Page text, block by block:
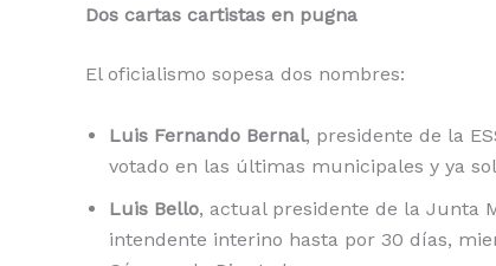
Dos cartas cartistas en pugna
El oficialismo sopesa dos nombres:
Luis Fernando Bernal, presidente de la
votado en las últimas municipales y ya
Luis Bello, actual presidente de la Junta
intendente interino hasta por 30 días,